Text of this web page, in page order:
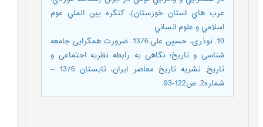
عرب هاي استان خوزستان)، كنگره بين الملي عوم
اسلامي و علوم انساني
10. نوذری، حسین علی.1376. ضرورت همگرایی جامعه
شناسی و تاریخ؛ نگاهی به رابطه نظریه اجتماعی و
تاریخ. نشریه تاریخ معاصر ایران، تابستان 1376 –
شماره2. ص122-93.